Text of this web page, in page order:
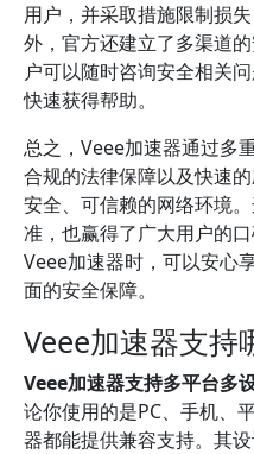
用户，并采取措施限制损
外，官方还建立了多渠道
户可以随时咨询安全相关
快速获得帮助。
总之，Veee加速器通过多
合规的法律保障以及快速
安全、可信赖的网络环境
准，也赢得了广大用户的
Veee加速器时，可以安心
面的安全保障。
Veee加速器支持
Veee加速器支持多平台多
论你使用的是PC、手机、
器都能提供兼容支持。其